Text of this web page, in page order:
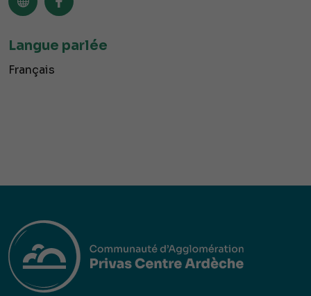
Langue parlée
Français